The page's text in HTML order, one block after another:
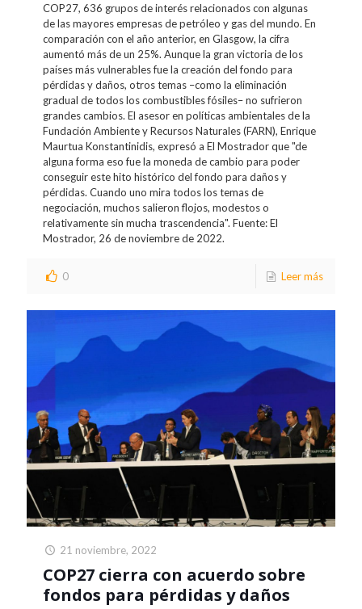
COP27, 636 grupos de interés relacionados con algunas
de las mayores empresas de petróleo y gas del mundo. En
comparación con el año anterior, en Glasgow, la cifra
aumentó más de un 25%. Aunque la gran victoria de los
países más vulnerables fue la creación del fondo para
pérdidas y daños, otros temas –como la eliminación
gradual de todos los combustibles fósiles– no sufrieron
grandes cambios. El asesor en políticas ambientales de la
Fundación Ambiente y Recursos Naturales (FARN), Enrique
Maurtua Konstantinidis, expresó a El Mostrador que "de
alguna forma eso fue la moneda de cambio para poder
conseguir este hito histórico del fondo para daños y
pérdidas. Cuando uno mira todos los temas de
negociación, muchos salieron flojos, modestos o
relativamente sin mucha trascendencia". Fuente: El
Mostrador, 26 de noviembre de 2022.
0 Leer más
21 noviembre, 2022
COP27 cierra con acuerdo sobre
fondos para pérdidas y daños